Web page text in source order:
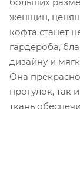
женщин,
кофта станет
гардероба,
дизайну и
Она
прогулок, так
ткань